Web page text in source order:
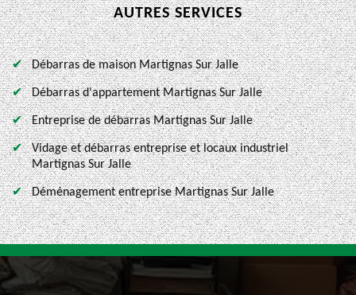
AUTRES SERVICES
Débarras de maison Martignas Sur Jalle
Débarras d'appartement Martignas Sur Jalle
Entreprise de débarras Martignas Sur Jalle
Vidage et débarras entreprise et locaux industriel
Martignas Sur Jalle
Déménagement entreprise Martignas Sur Jalle